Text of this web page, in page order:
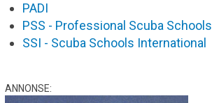
PADI
PSS - Professional Scuba Schools
SSI - Scuba Schools International
ANNONSE: